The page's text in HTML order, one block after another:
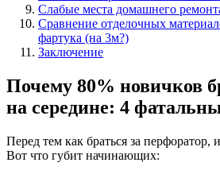
Слабые места домашнего
Сравнение отделочных
фартука (на 3м?)
Заключение
Почему 80% новичков
на середине: 4
Перед тем как браться за перфоратор,
Вот что губит начинающих: